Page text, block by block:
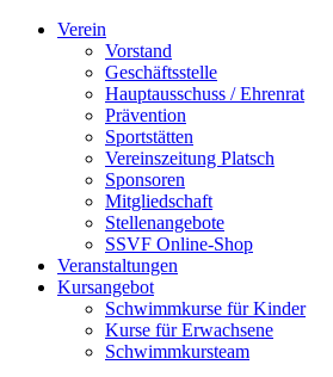
Zum
Verein
Vorstand
Geschäftsstelle
Hauptausschuss / Ehrenrat
Prävention
Sportstätten
Vereinszeitung Platsch
Sponsoren
Mitgliedschaft
Stellenangebote
SSVF Online-Shop
Veranstaltungen
Kursangebot
Schwimmkurse für Kinder
Kurse für Erwachsene
Schwimmkursteam